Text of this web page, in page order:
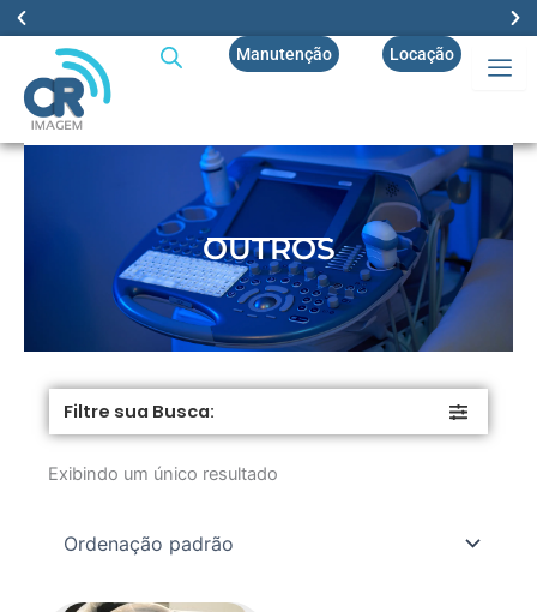
para
conteúdo
Enviamos para todo o BRASIL! Manutenção Locação
OUTROS
Filtre sua Busca:
Exibindo um único resultado